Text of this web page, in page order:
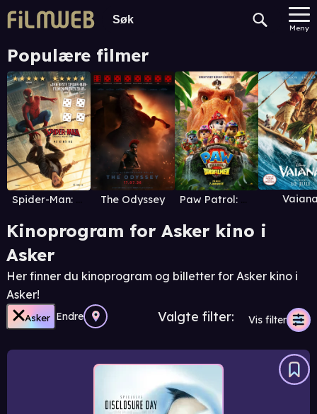
Meny
Populære filmer
Spider-Man: Brand New Day The Odyssey Paw Patrol: Dinofilmen
Kinoprogram for Asker kino i
Asker
Her finner du kinoprogram og billetter for Asker kino i
Asker!
Asker Endre Valgte filter: Vis filter